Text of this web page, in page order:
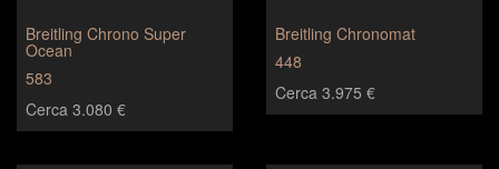
Breitling Chrono Super
Ocean
583
Cerca 3.080 €
Breitling Chronomat
448
Cerca 3.975 €